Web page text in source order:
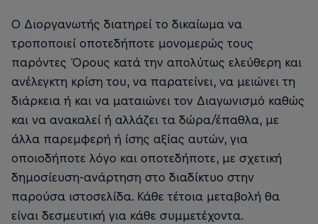
O Διοργανωτής διατηρεί το δικαίωμα να
τροποποιεί οποτεδήποτε μονομερώς τους
παρόντες Όρους κατά την απολύτως ελεύθερη και
ανέλεγκτη κρίση του, να παρατείνει, να μειώνει τη
διάρκεια ή και να ματαιώνει τον Διαγωνισμό καθώς
και να ανακαλεί ή αλλάζει τα δώρα/έπαθλα, με
άλλα παρεμφερή ή ίσης αξίας αυτών, για
οποιοδήποτε λόγο και οποτεδήποτε, με σχετική
δημοσίευση-ανάρτηση στο διαδίκτυο στην
παρούσα ιστοσελίδα. Κάθε τέτοια μεταβολή θα
είναι δεσμευτική για κάθε συμμετέχοντα.